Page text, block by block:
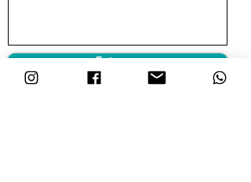
Entregar